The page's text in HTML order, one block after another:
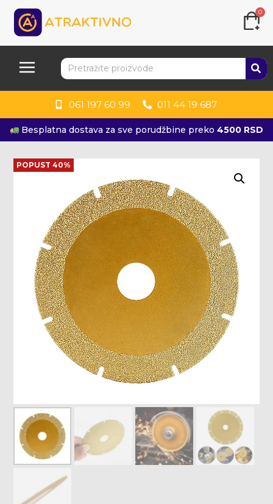
0
061 197 60 99 011 44 19 687
Besplatna dostava za sve porudžbine preko4500 RSD
POPUST 40%